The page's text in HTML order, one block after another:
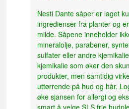
Nesti Dante såper er laget
ingredienser fra planter og
milde. Såpene inneholder
mineralolje, parabener,
sulfater eller andre
kjemikalie som øker den
produkter, men samtidig
uttørrende på hud og hår.
øke sjansen for allergi og